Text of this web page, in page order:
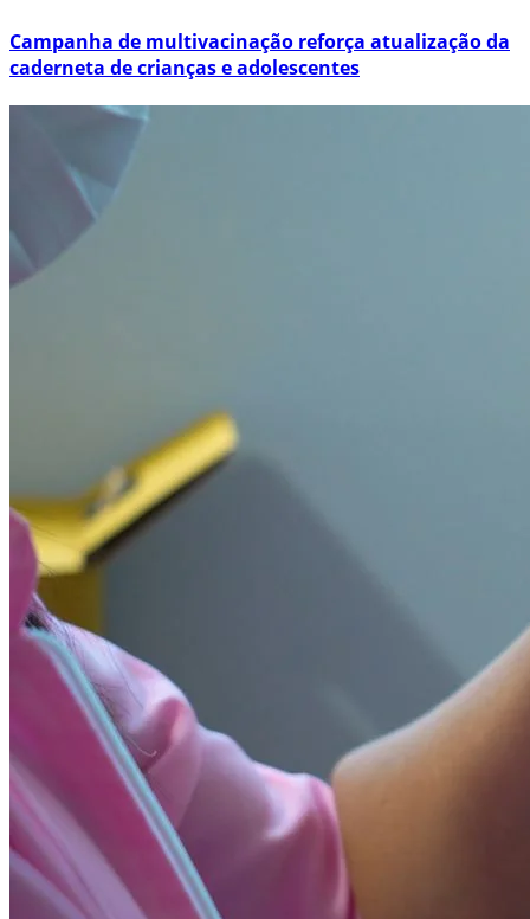
Campanha de multivacinação reforça atualização da
caderneta de crianças e adolescentes